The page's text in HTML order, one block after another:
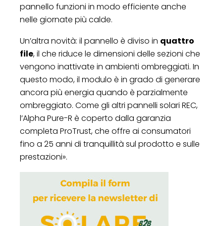
pannello funzioni in modo efficiente anche
nelle giornate più calde.
Un’altra novità: il pannello è diviso in quattro
file, il che riduce le dimensioni delle sezioni che
vengono inattivate in ambienti ombreggiati. In
questo modo, il modulo è in grado di generare
ancora più energia quando è parzialmente
ombreggiato. Come gli altri pannelli solari REC,
l’Alpha Pure-R è coperto dalla garanzia
completa ProTrust, che offre ai consumatori
fino a 25 anni di tranquillità sul prodotto e sulle
prestazioni».